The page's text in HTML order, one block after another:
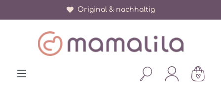
Original & nachhaltig